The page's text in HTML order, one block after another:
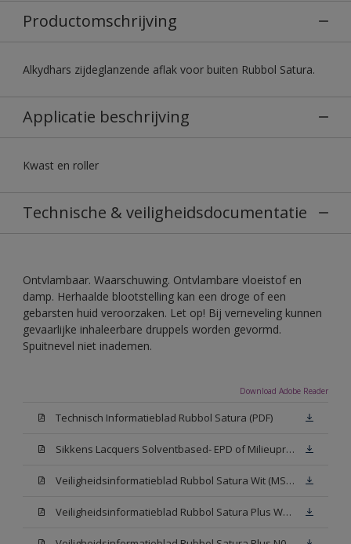
Productomschrijving
Alkydhars zijdeglanzende aflak voor buiten Rubbol Satura.
Applicatie beschrijving
Kwast en roller
Technische & veiligheidsdocumentatie
Ontvlambaar. Waarschuwing. Ontvlambare vloeistof en
damp. Herhaalde blootstelling kan een droge of een
gebarsten huid veroorzaken. Let op! Bij verneveling kunnen
gevaarlijke inhaleerbare druppels worden gevormd.
Spuitnevel niet inademen.
Download Adobe Reader
Technisch Informatieblad Rubbol Satura (PDF)
Sikkens Lacquers Solventbased- EPD of Milieuproductverklaring
Veiligheidsinformatieblad Rubbol Satura Wit (MSDS)
Veiligheidsinformatieblad Rubbol Satura Plus W05 (MSDS)